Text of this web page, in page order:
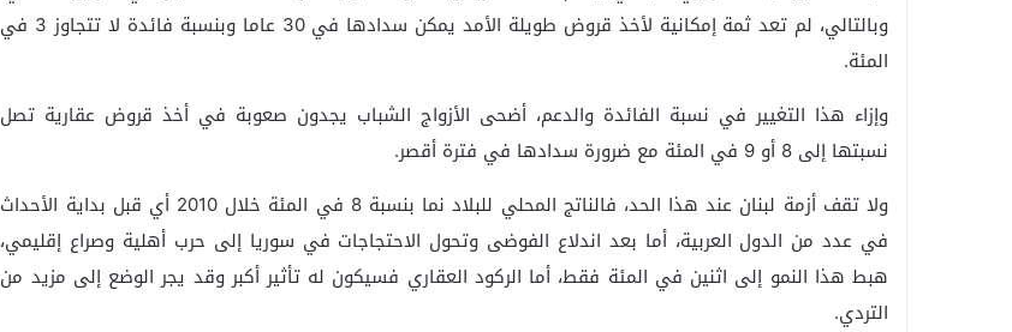
وبالتالي، لم تعد ثمة إمكانية لأخذ قروض طويلة الأمد يمكن سدادها في 30 عاما وبنسبة فائدة لا تتجاوز 3 في
المئة.
وإزاء هذا التغيير في نسبة الفائدة والدعم، أضحى الأزواج الشباب يجدون صعوبة في أخذ قروض عقارية تصل
نسبتها إلى 8 أو 9 في المئة مع ضرورة سدادها في فترة أقصر.
ولا تقف أزمة لبنان عند هذا الحد، فالناتج المحلي للبلاد نما بنسبة 8 في المئة خلال 2010 أي قبل بداية الأحداث
في عدد من الدول العربية، أما بعد اندلاع الفوضى وتحول الاحتجاجات في سوريا إلى حرب أهلية وصراع إقليمي،
هبط هذا النمو إلى اثنين في المئة فقط، أما الركود العقاري فسيكون له تأثير أكبر وقد يجر الوضع إلى مزيد من
التردي.